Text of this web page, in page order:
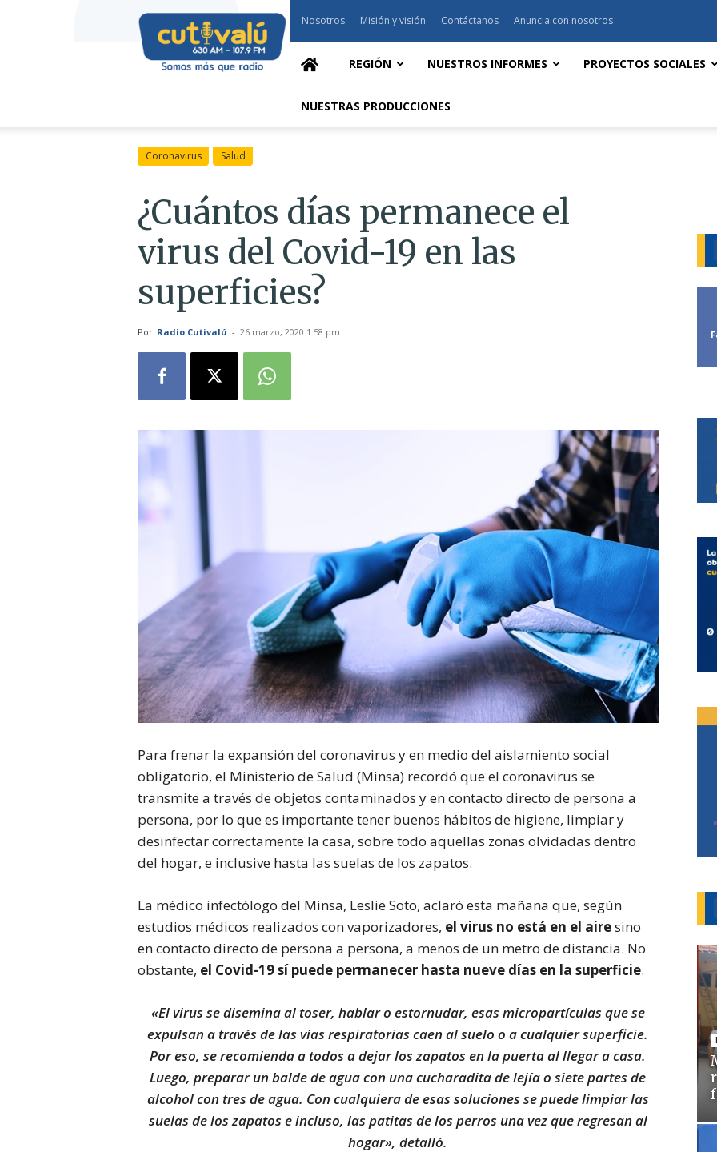
Cutivalú
Piura
Nosotros Misión y visión Contáctanos Anuncia con nosotros
REGIÓN NUESTROS INFORMES PROYECTOS SOCIALES
NUESTRAS PRODUCCIONES
Coronavirus Salud
¿Cuántos días permanece el
virus del Covid-19 en las
superficies?
Por Radio Cutivalú - 26 marzo, 2020 1:58 pm
Para frenar la expansión del coronavirus y en medio del aislamiento social
obligatorio, el Ministerio de Salud (Minsa) recordó que el coronavirus se
transmite a través de objetos contaminados y en contacto directo de persona a
persona, por lo que es importante tener buenos hábitos de higiene, limpiar y
desinfectar correctamente la casa, sobre todo aquellas zonas olvidadas dentro
del hogar, e inclusive hasta las suelas de los zapatos.
La médico infectólogo del Minsa, Leslie Soto, aclaró esta mañana que, según
estudios médicos realizados con vaporizadores, el virus no está en el airesino
en contacto directo de persona a persona, a menos de un metro de distancia. No
obstante, el Covid-19 sí puede permanecer hasta nueve días en la superficie.
«El virus se disemina al toser, hablar o estornudar, esas micropartículas que se
expulsan a través de las vías respiratorias caen al suelo o a cualquier superficie.
Por eso, se recomienda a todos a dejar los zapatos en la puerta al llegar a casa.
Luego, preparar un balde de agua con una cucharadita de lejía o siete partes de
alcohol con tres de agua. Con cualquiera de esas soluciones se puede limpiar las
suelas de los zapatos e incluso, las patitas de los perros una vez que regresan al
hogar», detalló.